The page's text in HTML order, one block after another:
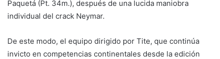
Paquetá (Pt. 34m.), después de una lucida maniobra
individual del crack Neymar.
De este modo, el equipo dirigido por Tite, que continúa
invicto en competencias continentales desde la edición